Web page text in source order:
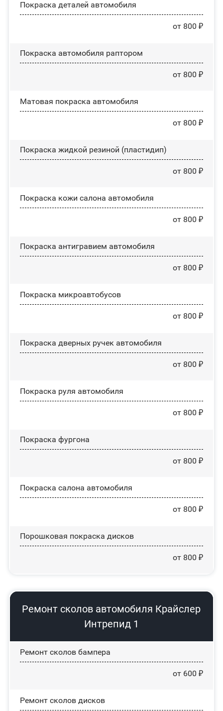
Покраска деталей автомобиля
от 800 ₽
Покраска автомобиля раптором
от 800 ₽
Матовая покраска автомобиля
от 800 ₽
Покраска жидкой резиной (пластидип)
от 800 ₽
Покраска кожи салона автомобиля
от 800 ₽
Покраска антигравием автомобиля
от 800 ₽
Покраска микроавтобусов
от 800 ₽
Покраска дверных ручек автомобиля
от 800 ₽
Покраска руля автомобиля
от 800 ₽
Покраска фургона
от 800 ₽
Покраска салона автомобиля
от 800 ₽
Порошковая покраска дисков
от 800 ₽
Ремонт сколов автомобиля Крайслер
Интрепид 1
Ремонт сколов бампера
от 600 ₽
Ремонт сколов дисков